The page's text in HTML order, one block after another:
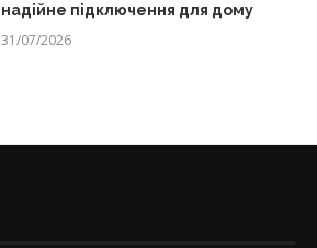
надійне підключення для дому
31/07/2026